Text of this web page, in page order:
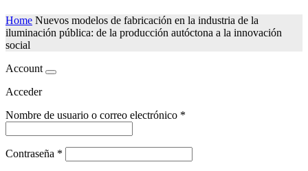
Home Nuevos modelos de fabricación en la industria de la
iluminación pública: de la producción autóctona a la innovación
social
Account
Acceder
Nombre de usuario o correo electrónico *
Contraseña *